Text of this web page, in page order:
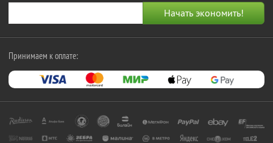
Принимаем к оплате: